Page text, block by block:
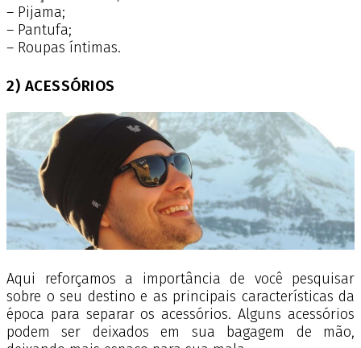
– Pijama;
– Pantufa;
– Roupas íntimas.
2) ACESSÓRIOS
Aqui reforçamos a importância de você pesquisar
sobre o seu destino e as principais características da
época para separar os acessórios. Alguns acessórios
podem ser deixados em sua bagagem de mão,